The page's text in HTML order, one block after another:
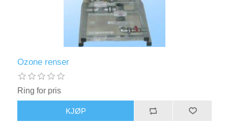
Ozone renser
Ring for pris
KJØP